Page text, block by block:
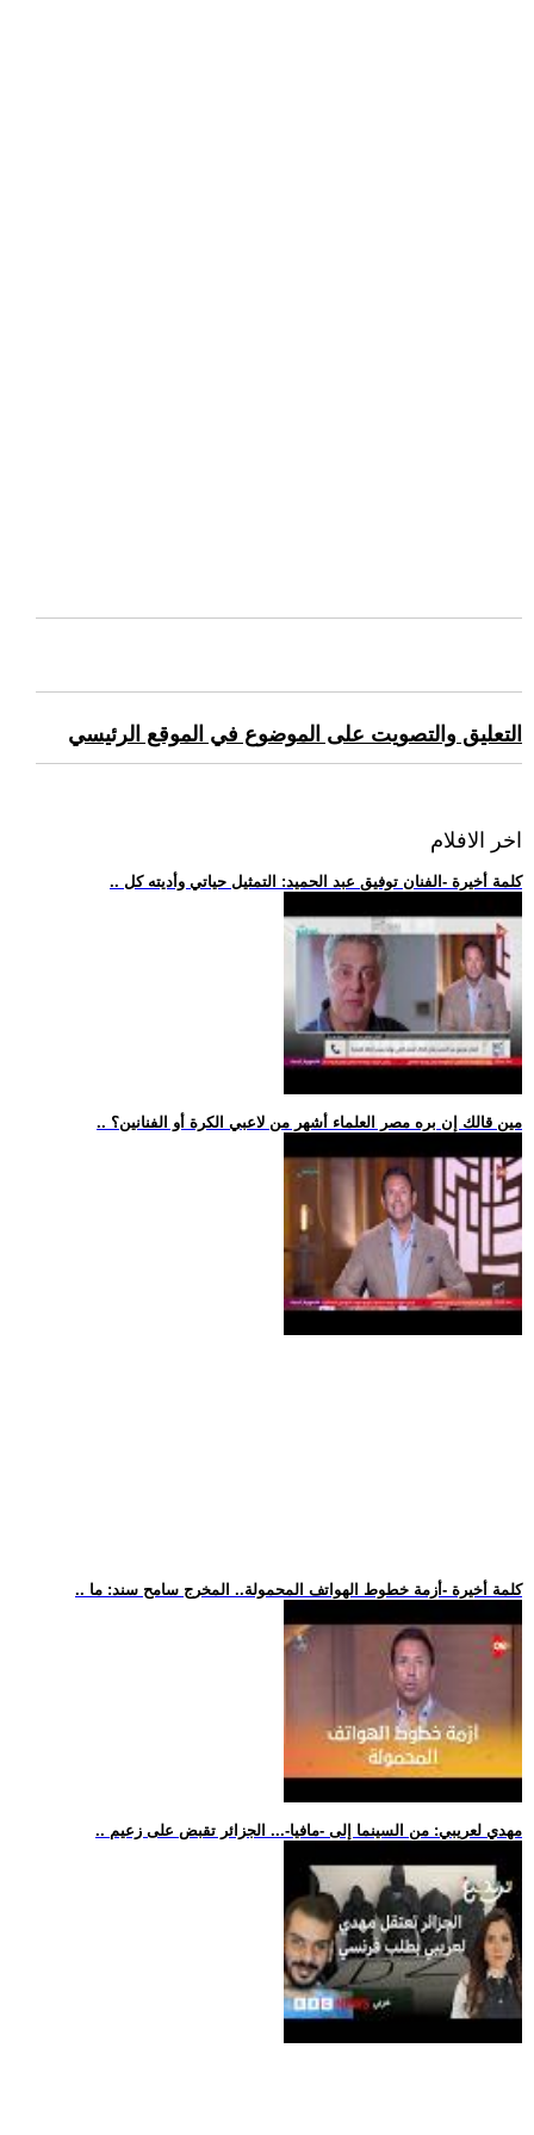
التعليق والتصويت على الموضوع في الموقع الرئيسي
اخر الافلام
.. كلمة أخيرة -الفنان توفيق عبد الحميد: التمثيل حياتي وأديته كل
.. مين قالك إن بره مصر العلماء أشهر من لاعبي الكرة أو الفنانين؟
.. كلمة أخيرة -أزمة خطوط الهواتف المحمولة.. المخرج سامح سند: ما
.. مهدي لعريبي: من السينما إلى -مافيا-... الجزائر تقبض على زعيم